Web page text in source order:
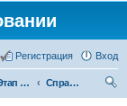
Вход
Регистрация
Этап второй. Изучение базовых возможностей DirectX
Спрайты. Часть первая.